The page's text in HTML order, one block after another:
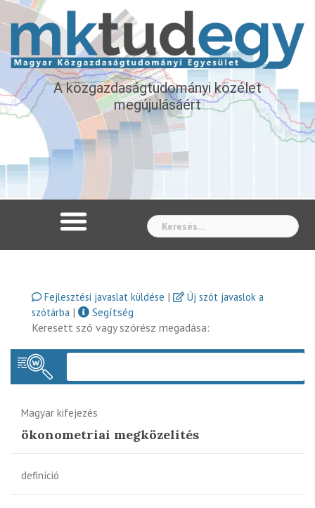
A közgazdaságtudományi közélet
megújulásáért
Fejlesztési javaslat küldése |
Új szót javaslok a
szótárba |
Segítség
Keresett szó vagy szórész megadása:
Magyar kifejezés
ökonometriai megközelítés
definíció